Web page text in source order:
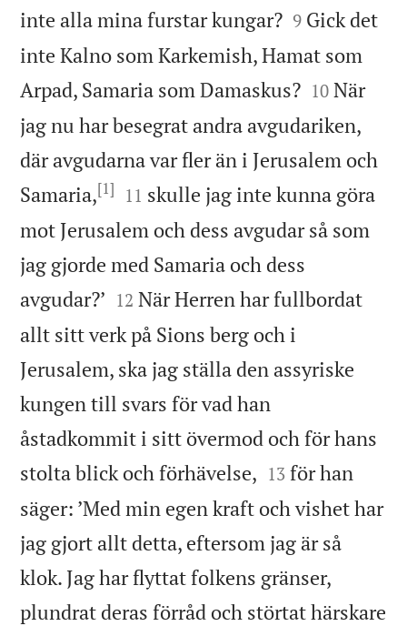
inte alla mina furstar kungar?
9 Gick det
inte Kalno som Karkemish, Hamat som
Arpad, Samaria som Damaskus?
10 När
jag nu har besegrat andra avgudariken,
där avgudarna var fler än i Jerusalem och
Samaria,[1] 

11 skulle jag inte kunna göra
mot Jerusalem och dess avgudar så som
jag gjorde med Samaria och dess
avgudar?’ 

12 När Herren har fullbordat
allt sitt verk på Sions berg och i
Jerusalem, ska jag ställa den assyriske
kungen till svars för vad han
åstadkommit i sitt övermod och för hans
stolta blick och förhävelse, 

13 för han
säger: ’Med min egen kraft och vishet har
jag gjort allt detta, eftersom jag är så
klok. Jag har flyttat folkens gränser,
plundrat deras förråd och störtat härskare